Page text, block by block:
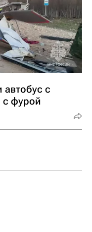
автобус с
с фурой